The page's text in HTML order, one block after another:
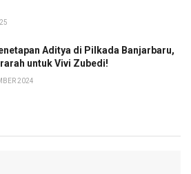
Aditya di Pilkada Banjarbaru,
untuk Vivi Zubedi!
2024